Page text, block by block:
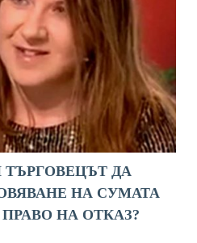
ДА
НА СУМАТА
НА ОТКАЗ?